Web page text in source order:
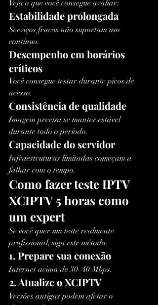
Veja o que você consegue avaliar:
Estabilidade prolongada
Serviços fracos não suportam uso
contínuo.
Desempenho em horários
críticos
Você consegue testar durante picos de
acesso.
Consistência de qualidade
Imagem precisa se manter estável
durante todo o período.
Capacidade do servidor
Infraestruturas limitadas começam a
falhar com o tempo.
Como fazer teste IPTV
XCIPTV 5 horas como
um expert
Se você quer um teste realmente
profissional, siga este método:
1. Prepare sua conexão
Internet acima de 30–40 Mbps.
2. Atualize o XCIPTV
Versões antigas podem afetar o